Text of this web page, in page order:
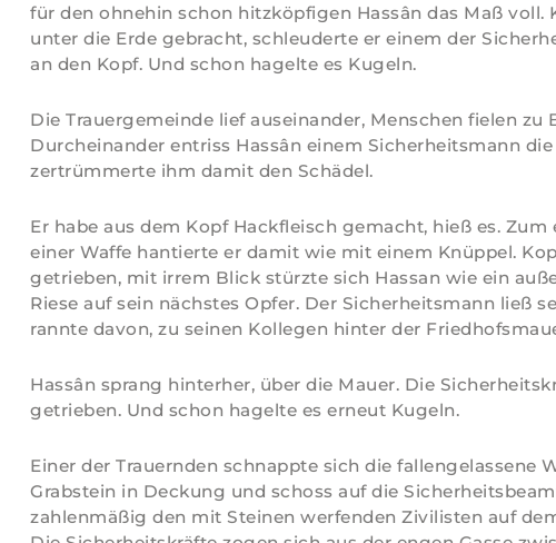
für den ohnehin schon hitzköpfigen Hassân das Maß voll.
unter die Erde gebracht, schleuderte er einem der
an den Kopf. Und schon hagelte es Kugeln.
Die Trauergemeinde lief auseinander, Menschen fielen zu
Durcheinander entriss Hassân einem Sicherheitsmann
zertrümmerte ihm damit den Schädel.
Er habe aus dem Kopf Hackfleisch gemacht, hieß es.
einer Waffe hantierte er damit wie mit einem Knüppel.
getrieben, mit irrem Blick stürzte sich Hassan wie ein
Riese auf sein nächstes Opfer. Der Sicherheitsmann ließ
rannte davon, zu seinen Kollegen hinter der
Hassân sprang hinterher, über die Mauer. Die
getrieben. Und schon hagelte es erneut Kugeln.
Einer der Trauernden schnappte sich die fallengelassene
Grabstein in Deckung und schoss auf die
zahlenmäßig den mit Steinen werfenden Zivilisten auf